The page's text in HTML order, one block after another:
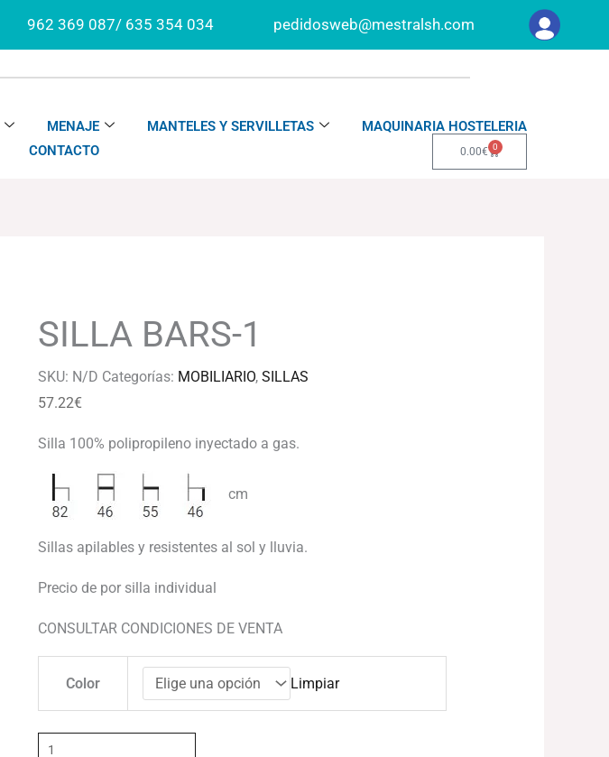
962 369 087/ 635 354 034 pedidosweb@mestralsh.com
MENAJE MANTELES Y SERVILLETAS
MAQUINARIA HOSTELERIA
CONTACTO 0.00€ 0
Carrito
SILLA BARS-1
SKU: N/D Categorías: MOBILIARIO,SILLAS
57.22€
Silla 100% polipropileno inyectado a gas.
cm
Sillas apilables y resistentes al sol y lluvia.
Precio de por silla individual
CONSULTAR CONDICIONES DE VENTA
Color Limpiar
cantidad